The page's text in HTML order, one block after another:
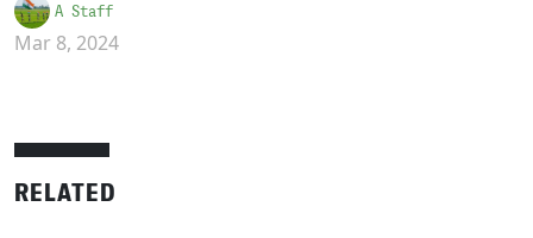
A Staff
Mar 8, 2024
RELATED